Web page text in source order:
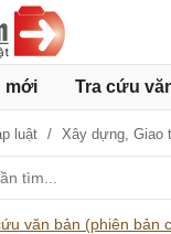
mới Tra cứu
luật Xây dựng, Giao
văn bản (phiên bản